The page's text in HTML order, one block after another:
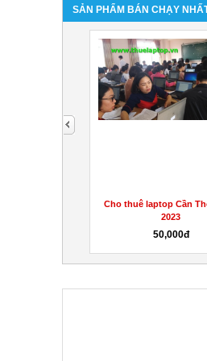
SẢN PHẨM BÁN CHẠY
Chia sẻ kinh nghiệm
phù hợp
10,000đ